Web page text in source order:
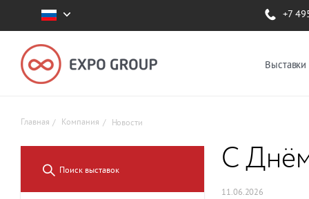
+7
Главная Компания Новости
С
11.06.2026